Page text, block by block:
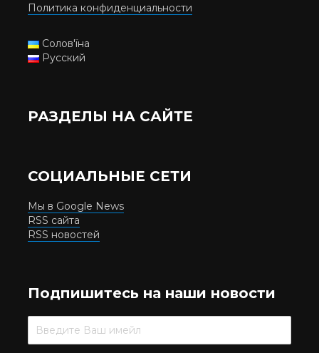
Политика конфиденциальности
Солов'їна
Русский
РАЗДЕЛЫ НА САЙТЕ
СОЦИАЛЬНЫЕ СЕТИ
Мы в Google News
RSS сайта
RSS новостей
Подпишитесь на наши новости